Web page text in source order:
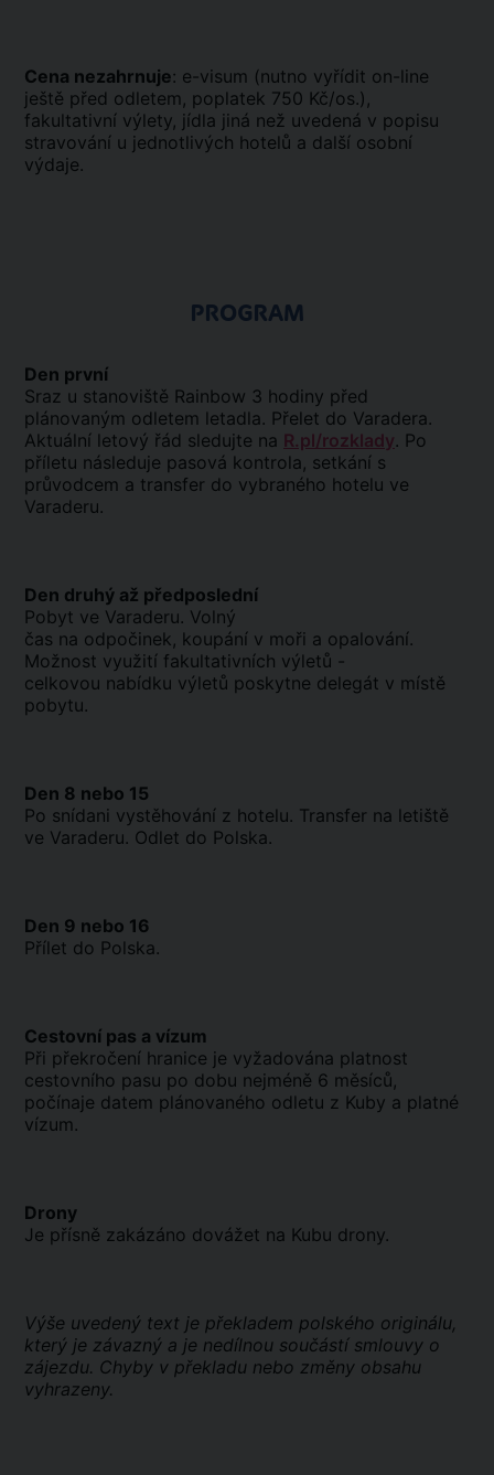
Cena nezahrnuje: e-visum (nutno vyřídit on-line
ještě před odletem, poplatek 750 Kč/os.),
fakultativní výlety, jídla jiná než uvedená v popisu
stravování u jednotlivých hotelů a další osobní
výdaje.
PROGRAM
Den první
Sraz u stanoviště Rainbow 3 hodiny před
plánovaným odletem letadla. Přelet do Varadera.
Aktuální letový řád sledujte na R.pl/rozklady. Po
příletu následuje pasová kontrola, setkání s
průvodcem a transfer do vybraného hotelu ve
Varaderu.
Den druhý až předposlední
Pobyt ve Varaderu. Volný
čas na odpočinek, koupání v moři a opalování.
Možnost využití fakultativních výletů -
celkovou nabídku výletů poskytne delegát v místě
pobytu.
Den 8 nebo 15
Po snídani vystěhování z hotelu. Transfer na letiště
ve Varaderu. Odlet do Polska.
Den 9 nebo 16
Přílet do Polska.
Cestovní pas a vízum
Při překročení hranice je vyžadována platnost
cestovního pasu po dobu nejméně 6 měsíců,
počínaje datem plánovaného odletu z Kuby a platné
vízum.
Drony
Je přísně zakázáno dovážet na Kubu drony.
Výše uvedený text je překladem polského originálu,
který je závazný a je nedílnou součástí smlouvy o
zájezdu. Chyby v překladu nebo změny obsahu
vyhrazeny.